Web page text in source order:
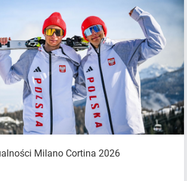
Milano Cortina 2026